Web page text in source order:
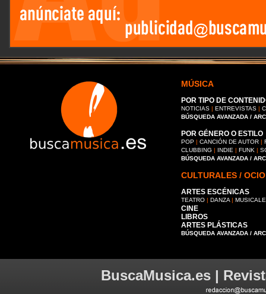
MÚSICA
POR TIPO DE
NOTICIAS | ENTREVISTAS |
BÚSQUEDA AVANZADA /
POR GÉNERO O ESTILO
POP | CANCIÓN DE AUTOR |
CLUBBING | INDIE | FUNK |
BÚSQUEDA AVANZADA /
CULTURALES / OCIO
ARTES ESCÉNICAS
TEATRO | DANZA |
CINE
LIBROS
ARTES PLÁSTICAS
BÚSQUEDA AVANZADA /
BuscaMusica.es |